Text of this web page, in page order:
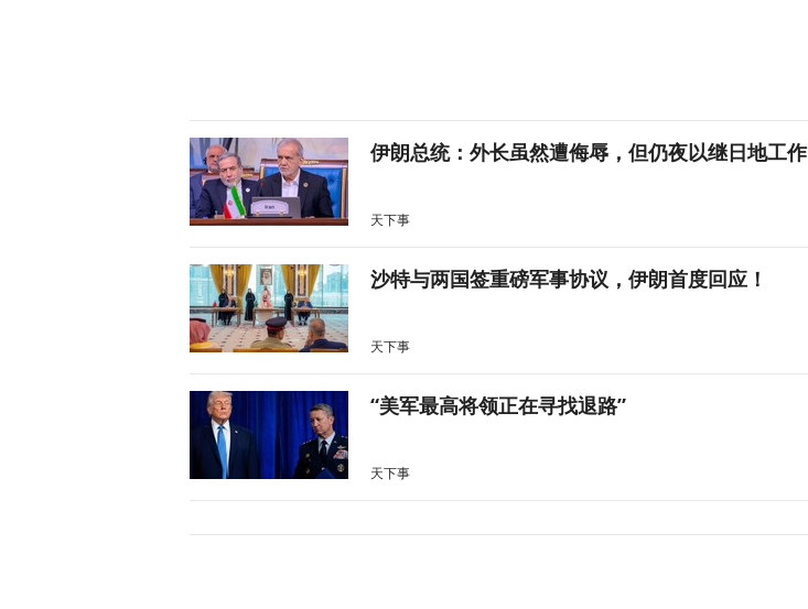
伊朗总统：外长虽然遭侮辱，但仍夜以继日地工作
天下事
沙特与两国签重磅军事协议，伊朗首度回应！
天下事
“美军最高将领正在寻找退路”
天下事